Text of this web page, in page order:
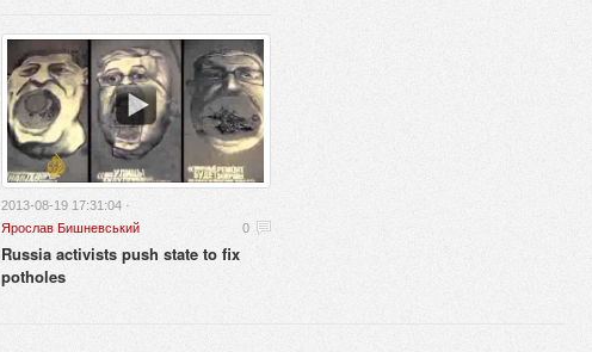
2013-08-19 17:31:04 ·
Ярослав Бишневський
0
Russia activists push state to fix
potholes